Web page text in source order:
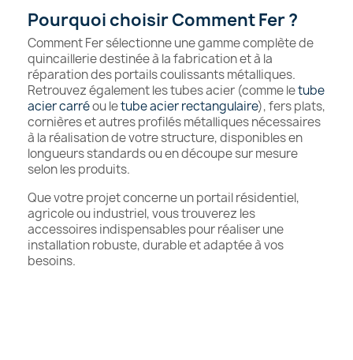
Pourquoi choisir Comment Fer ?
Comment Fer sélectionne une gamme complète de
quincaillerie destinée à la fabrication et à la
réparation des portails coulissants métalliques.
Retrouvez également les tubes acier (comme letube
acier carréou letube acier rectangulaire), fers plats,
cornières et autres profilés métalliques nécessaires
à la réalisation de votre structure, disponibles en
longueurs standards ou en découpe sur mesure
selon les produits.
Que votre projet concerne un portail résidentiel,
agricole ou industriel, vous trouverez les
accessoires indispensables pour réaliser une
installation robuste, durable et adaptée à vos
besoins.